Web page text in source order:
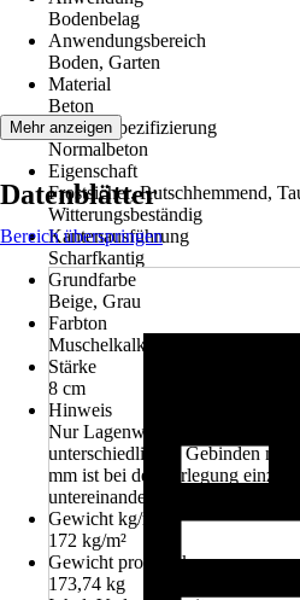
Bodenbelag
Anwendungsbereich
Boden, Garten
Material
Beton
Materialspezifizierung
Normalbeton
Eigenschaft
Frostsicher, Rutschhemmend,
Witterungsbeständig
Kantenausführung
Scharfkantig
Grundfarbe
Beige, Grau
Farbton
Muschelkalk
Stärke
8 cm
Hinweis
Nur Lagenweise erhältlich, Bei
unterschiedlichen Gebinden
mm ist bei der Verlegung
untereinander ist zu vermeiden!
Gewicht kg/m²
172 kg/m²
Gewicht pro Stück
173,74 kg
Mehr anzeigen
Datenblätter
Bereich überspringen